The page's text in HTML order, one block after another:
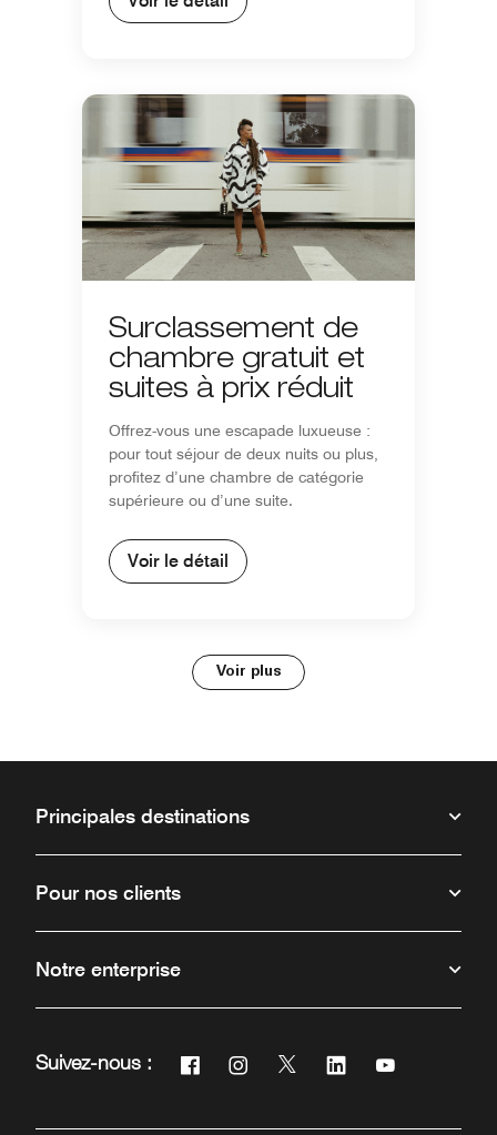
Surclassement de
chambre gratuit et
suites à prix réduit
Offrez-vous une escapade luxueuse :
pour tout séjour de deux nuits ou plus,
profitez d’une chambre de catégorie
supérieure ou d’une suite.
Voir le détail
Voir plus
Principales destinations
Pour nos clients
Notre enterprise
Suivez-nous : Facebook
Ouvre une nouvelle fenêtre
Instagram
Ouvre une nouvelle fenêtre
Twitter
Ouvre une nouvelle
Linkedin
Ouvre une nouvelle
Ouvre une